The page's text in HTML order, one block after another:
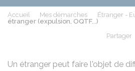
Accueil Mes démarches Étranger -
étranger (expulsion, OQTF...)
Partager
Un étranger peut faire l'objet de